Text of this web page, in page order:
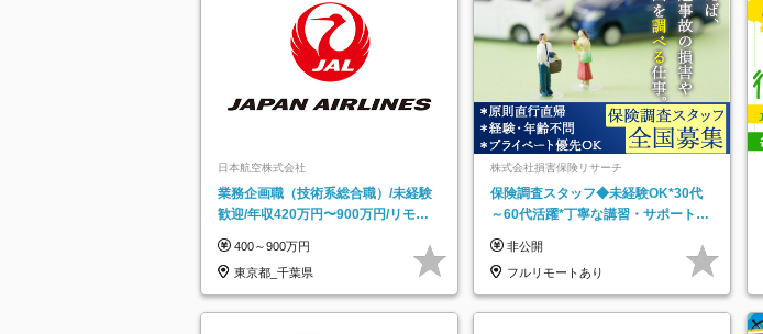
日本航空株式会社
業務企画職（技術系総合職）/未経験
歓迎/年収420万円〜900万円/リモー
400～900万円
東京都_千葉県
株式会社損害保険リサーチ
保険調査スタッフ◆未経験OK*30代
～60代活躍*丁寧な講習・サポートあ
託
非公開
フルリモートあり